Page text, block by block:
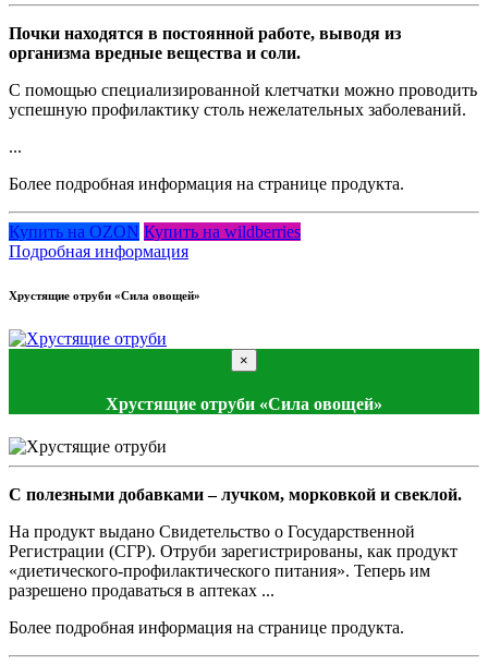
Почки находятся в постоянной работе, выводя из
организма вредные вещества и соли.
С помощью специализированной клетчатки можно проводить
успешную профилактику столь нежелательных заболеваний.
...
Более подробная информация на странице продукта.
Купить на OZON Купить на wildberries
Подробная информация
Хрустящие отруби «Сила овощей»
×
Хрустящие отруби «Сила овощей»
С полезными добавками – лучком, морковкой и свеклой.
На продукт выдано Свидетельство о Государственной
Регистрации (СГР). Отруби зарегистрированы, как продукт
«диетического-профилактического питания». Теперь им
разрешено продаваться в аптеках ...
Более подробная информация на странице продукта.